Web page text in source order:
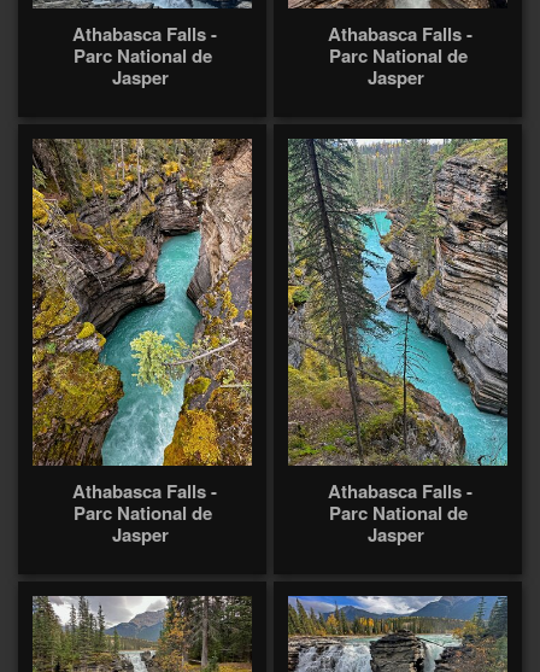
Athabasca Falls -
Parc National de
Jasper
Athabasca Falls -
Parc National de
Jasper
Athabasca Falls -
Parc National de
Jasper
Athabasca Falls -
Parc National de
Jasper